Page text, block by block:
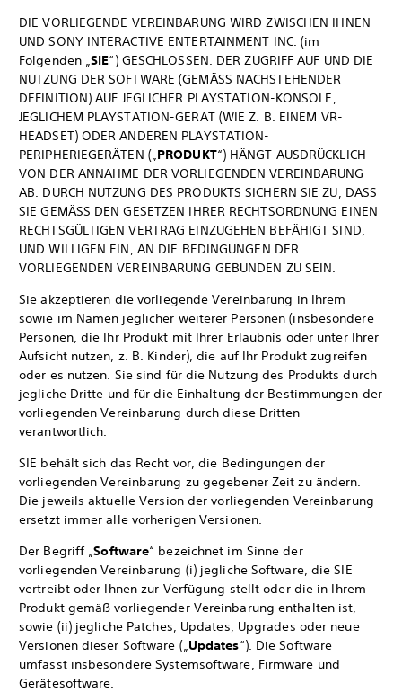
DIE VORLIEGENDE VEREINBARUNG WIRD ZWISCHEN IHNEN
UND SONY INTERACTIVE ENTERTAINMENT INC. (im
Folgenden „SIE“) GESCHLOSSEN. DER ZUGRIFF AUF UND DIE
NUTZUNG DER SOFTWARE (GEMÄSS NACHSTEHENDER
DEFINITION) AUF JEGLICHER PLAYSTATION-KONSOLE,
JEGLICHEM PLAYSTATION-GERÄT (WIE Z. B. EINEM VR-
HEADSET) ODER ANDEREN PLAYSTATION-
PERIPHERIEGERÄTEN („PRODUKT“) HÄNGT AUSDRÜCKLICH
VON DER ANNAHME DER VORLIEGENDEN VEREINBARUNG
AB. DURCH NUTZUNG DES PRODUKTS SICHERN SIE ZU, DASS
SIE GEMÄSS DEN GESETZEN IHRER RECHTSORDNUNG EINEN
RECHTSGÜLTIGEN VERTRAG EINZUGEHEN BEFÄHIGT SIND,
UND WILLIGEN EIN, AN DIE BEDINGUNGEN DER
VORLIEGENDEN VEREINBARUNG GEBUNDEN ZU SEIN.
Sie akzeptieren die vorliegende Vereinbarung in Ihrem
sowie im Namen jeglicher weiterer Personen (insbesondere
Personen, die Ihr Produkt mit Ihrer Erlaubnis oder unter Ihrer
Aufsicht nutzen, z. B. Kinder), die auf Ihr Produkt zugreifen
oder es nutzen. Sie sind für die Nutzung des Produkts durch
jegliche Dritte und für die Einhaltung der Bestimmungen der
vorliegenden Vereinbarung durch diese Dritten
verantwortlich.
SIE behält sich das Recht vor, die Bedingungen der
vorliegenden Vereinbarung zu gegebener Zeit zu ändern.
Die jeweils aktuelle Version der vorliegenden Vereinbarung
ersetzt immer alle vorherigen Versionen.
Der Begriff „Software“ bezeichnet im Sinne der
vorliegenden Vereinbarung (i) jegliche Software, die SIE
vertreibt oder Ihnen zur Verfügung stellt oder die in Ihrem
Produkt gemäß vorliegender Vereinbarung enthalten ist,
sowie (ii) jegliche Patches, Updates, Upgrades oder neue
Versionen dieser Software („Updates“). Die Software
umfasst insbesondere Systemsoftware, Firmware und
Gerätesoftware.